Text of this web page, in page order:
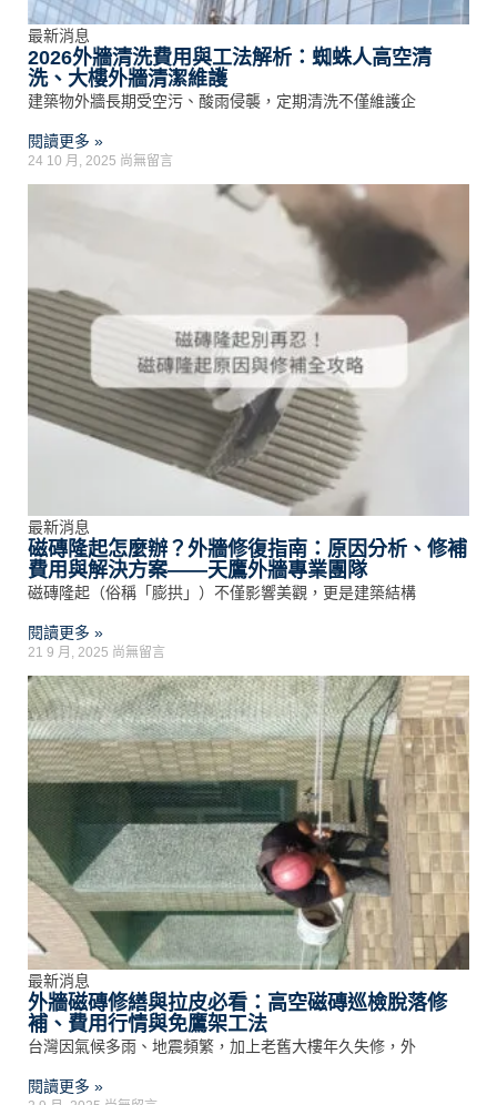
最新消息
2026外牆清洗費用與工法解析：蜘蛛人高空清
洗、大樓外牆清潔維護
建築物外牆長期受空污、酸雨侵襲，定期清洗不僅維護企
閱讀更多 »
24 10 月, 2025 尚無留言
最新消息
磁磚隆起怎麼辦？外牆修復指南：原因分析、修補
費用與解決方案——天鷹外牆專業團隊
磁磚隆起（俗稱「膨拱」）不僅影響美觀，更是建築結構
閱讀更多 »
21 9 月, 2025 尚無留言
最新消息
外牆磁磚修繕與拉皮必看：高空磁磚巡檢脫落修
補、費用行情與免鷹架工法
台灣因氣候多雨、地震頻繁，加上老舊大樓年久失修，外
閱讀更多 »